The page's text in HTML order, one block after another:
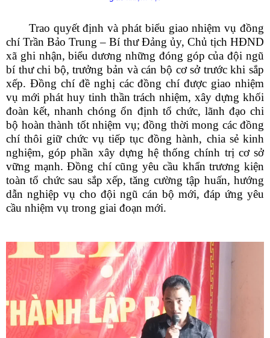
Trao quyết định và phát biểu giao nhiệm vụ đồng
chíTrần Bảo Trung – Bí thư Đảng ủy, Chủ tịch HĐND
xã ghi nhận, biểu dương những đóng góp của đội ngũ
bí thư chi bộ, trưởng bản và cán bộ cơ sở trước khi sắp
xếp. Đồng chí đề nghị các đồng chí được giao nhiệm
vụ mới phát huy tinh thần trách nhiệm, xây dựng khối
đoàn kết, nhanh chóng ổn định tổ chức, lãnh đạo chi
bộ hoàn thành tốt nhiệm vụ; đồng thời mong các đồng
chí thôi giữ chức vụ tiếp tục đồng hành, chia sẻ kinh
nghiệm, góp phần xây dựng hệ thống chính trị cơ sở
vững mạnh. Đồng chí cũng yêu cầu khẩn trương kiện
toàn tổ chức sau sắp xếp, tăng cường tập huấn, hướng
dẫn nghiệp vụ cho đội ngũ cán bộ mới, đáp ứng yêu
cầu nhiệm vụ trong giai đoạn mới.